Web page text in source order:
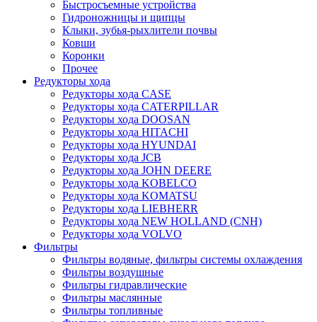
Быстросъемные устройства
Гидроножницы и щипцы
Клыки, зубья-рыхлители почвы
Ковши
Коронки
Прочее
Редукторы хода
Редукторы хода CASE
Редукторы хода CATERPILLAR
Редукторы хода DOOSAN
Редукторы хода HITACHI
Редукторы хода HYUNDAI
Редукторы хода JCB
Редукторы хода JOHN DEERE
Редукторы хода KOBELCO
Редукторы хода KOMATSU
Редукторы хода LIEBHERR
Редукторы хода NEW HOLLAND (CNH)
Редукторы хода VOLVO
Фильтры
Фильтры водяные, фильтры системы охлаждения
Фильтры воздушные
Фильтры гидравлические
Фильтры маслянные
Фильтры топливные